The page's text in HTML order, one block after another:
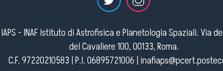
IAPS - INAF Istituto di Astrofisica e Planetologia Spaziali. Via
del Cavaliere 100, 00133, Roma.
C.F. 97220210583 | P.I. 06895721006 |